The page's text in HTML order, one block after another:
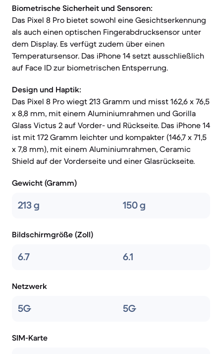
Biometrische Sicherheit und Sensoren:
Das Pixel 8 Pro bietet sowohl eine Gesichtserkennung
als auch einen optischen Fingerabdrucksensor unter
dem Display. Es verfügt zudem über einen
Temperatursensor. Das iPhone 14 setzt ausschließlich
auf Face ID zur biometrischen Entsperrung.
Design und Haptik:
Das Pixel 8 Pro wiegt 213 Gramm und misst 162,6 x 76,5
x 8,8 mm, mit einem Aluminiumrahmen und Gorilla
Glass Victus 2 auf Vorder- und Rückseite. Das iPhone 14
ist mit 172 Gramm leichter und kompakter (146,7 x 71,5
x 7,8 mm), mit einem Aluminiumrahmen, Ceramic
Shield auf der Vorderseite und einer Glasrückseite.
Gewicht (Gramm)
213 g 150 g
Bildschirmgröße (Zoll)
6.7 6.1
Netzwerk
5G 5G
SIM-Karte